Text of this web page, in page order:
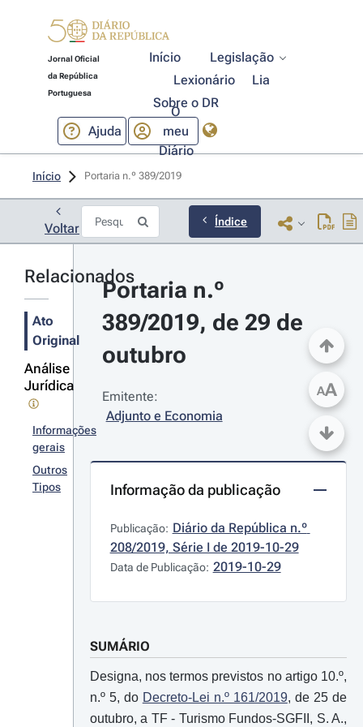
Jornal Oficial
da República
Portuguesa
Início
Legislação
Lexionário
Lia
Sobre o DR
Ajuda
O
meu
Diário
Início Portaria n.º 389/2019
Voltar Índice
Relacionados
Ato
Original
Análise
Jurídica
Informações
gerais
Outros
Tipos
Portaria n.º
389/2019, de 29 de
outubro
Emitente:
Adjunto e Economia
Informação da publicação
Publicação: Diário da República n.º
208/2019, Série I de 2019-10-29
Data de Publicação: 2019-10-29
SUMÁRIO
Designa, nos termos previstos no artigo 10.º,
n.º 5, do Decreto-Lei n.º 161/2019, de 25 de
outubro, a TF - Turismo Fundos-SGFII, S. A.,
AA